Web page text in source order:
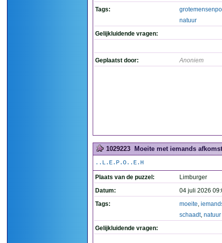
Tags:
natuur
Gelijkluidende vragen:
Geplaatst door: Anoniem
1029223 Moeite met iemands
..L.E.P.O..E.H
Plaats van de puzzel:
Limburger
Datum:
04 juli 2026
Tags:
moeite,
schaadt, natuur
Gelijkluidende vragen: